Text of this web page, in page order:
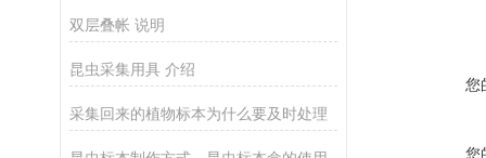
双层叠帐 说明
昆虫采集用具 介绍
采集回来的植物标本为什么要及时处理
您
您